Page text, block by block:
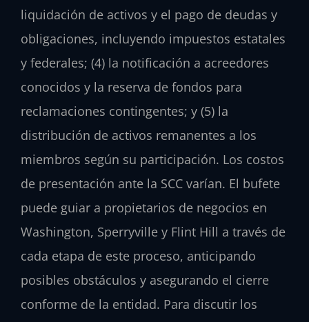
liquidación de activos y el pago de deudas y
obligaciones, incluyendo impuestos estatales
y federales; (4) la notificación a acreedores
conocidos y la reserva de fondos para
reclamaciones contingentes; y (5) la
distribución de activos remanentes a los
miembros según su participación. Los costos
de presentación ante la SCC varían. El bufete
puede guiar a propietarios de negocios en
Washington, Sperryville y Flint Hill a través de
cada etapa de este proceso, anticipando
posibles obstáculos y asegurando el cierre
conforme de la entidad. Para discutir los